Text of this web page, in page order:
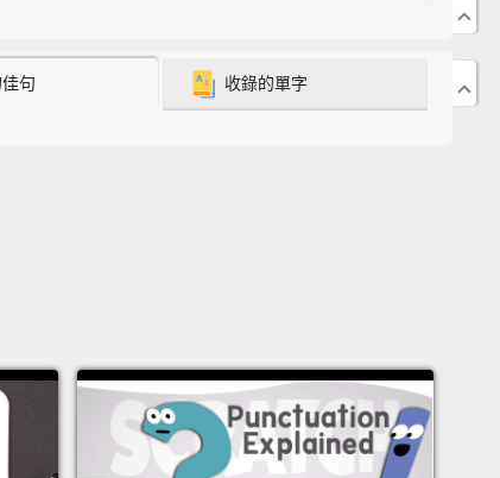
上，正是分號那一半一半的身分使它十分有用
號還要有力，但比起句號又沒那麼強烈地結尾。它
commas separate different parts of the
it's easy to lose track of what belongs where.
semicolon edges in to the rescue.
In list-like
句 收錄的單字